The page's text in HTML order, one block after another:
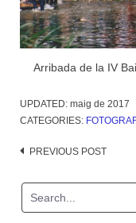
Arribada de la IV
UPDATED: maig de 2017
CATEGORIES:
Post
PREVIOUS POST